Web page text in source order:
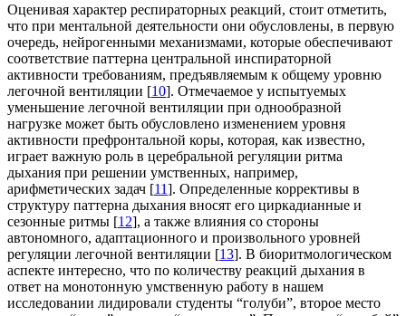
Оценивая характер респираторных реакций, стоит отметить,
что при ментальной деятельности они обусловлены, в первую
очередь, нейрогенными механизмами, которые обеспечивают
соответствие паттерна центральной инспираторной
активности требованиям, предъявляемым к общему уровню
легочной вентиляции [10]. Отмечаемое у испытуемых
уменьшение легочной вентиляции при однообразной
нагрузке может быть обусловлено изменением уровня
активности префронтальной коры, которая, как известно,
играет важную роль в церебральной регуляции ритма
дыхания при решении умственных, например,
арифметических задач [11]. Определенные коррективы в
структуру паттерна дыхания вносят его циркадианные и
сезонные ритмы [12], а также влияния со стороны
автономного, адаптационного и произвольного уровней
регуляции легочной вентиляции [13]. В биоритмологическом
аспекте интересно, что по количеству реакций дыхания в
ответ на монотонную умственную работу в нашем
исследовании лидировали студенты “голуби”, второе место